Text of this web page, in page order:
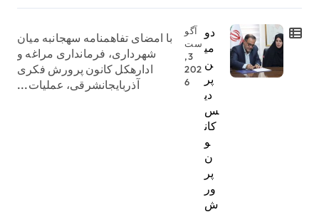
دو
می
ن
پر
دی
س
کان
و
ن
پر
ور
ش
آگو
ست
3,
202
6
با امضای تفاهمنامه سهجانبه میان
شهرداری، فرمانداری مراغه و
ادارهکل کانون پرورش فکری
آذربایجانشرقی، عملیات...